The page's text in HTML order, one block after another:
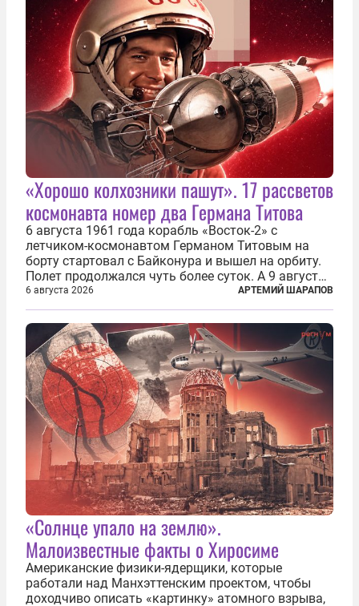
«Хорошо колхозники пашут». 17 рассветов
космонавта номер два Германа Титова
6 августа 1961 года корабль «Восток-2» с
летчиком-космонавтом Германом Титовым на
борту стартовал с Байконура и вышел на орбиту.
Полет продолжался чуть более суток. А 9 августа
второй человек в космосе получил звезду Героя
Советского Союза и орден Ленина. Миссия Титова
зачастую находится несколько...
6 августа 2026 АРТЕМИЙ ШАРАПОВ
«Солнце упало на землю».
Малоизвестные факты о Хиросиме
Американские физики-ядерщики, которые
работали над Манхэттенским проектом, чтобы
доходчиво описать «картинку» атомного взрыва,